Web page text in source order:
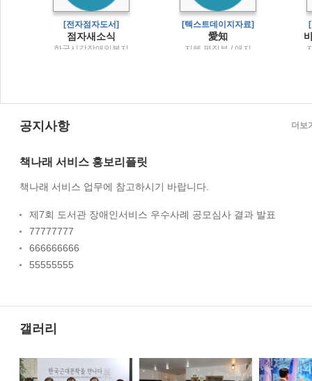
[전자점자도서]
점자새소식
한국시각장애인복지
[텍스트데이지자료]
愛知
지혜 편집부 / 애지
공지사항
책나래 서비스 홍보리플릿
책나래 서비스 업무에 참고하시기 바랍니다.
제7회 도서관 장애인서비스 우수사례 공모심사 결과 발표
77777777
666666666
55555555
더보
갤러리